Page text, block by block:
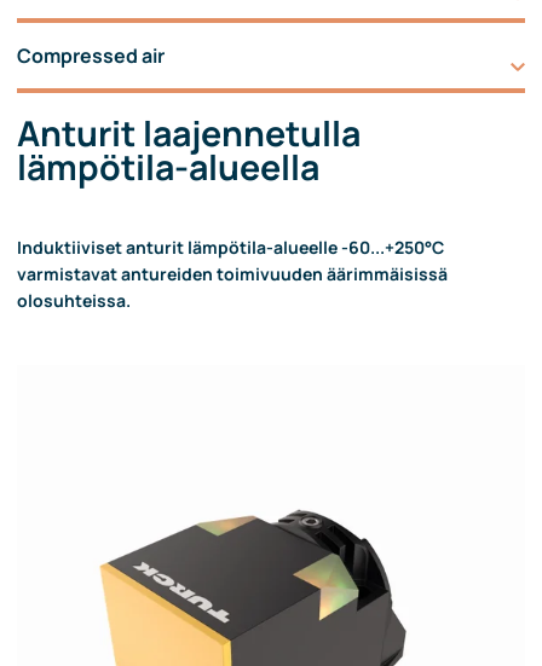
Compressed air
Anturit laajennetulla
lämpötila-alueella
Induktiiviset anturit lämpötila-alueelle -60...+250°C
varmistavat antureiden toimivuuden äärimmäisissä
olosuhteissa.